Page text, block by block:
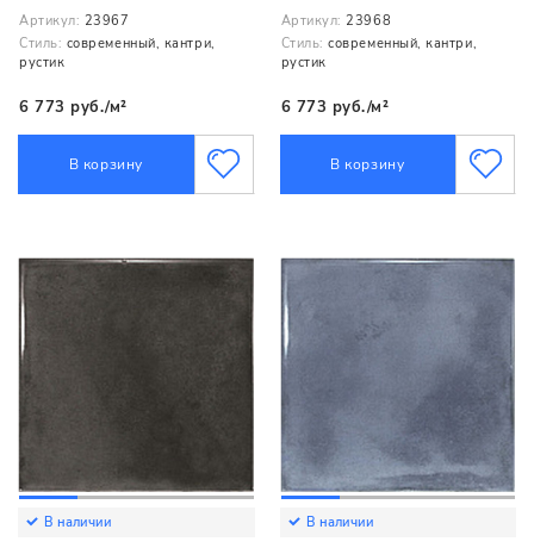
Артикул: 23967
Стиль: современный, кантри,
рустик
6 773 руб./м²
В корзину
Артикул: 23968
Стиль: современный, кантри,
рустик
6 773 руб./м²
В корзину
В наличии В наличии